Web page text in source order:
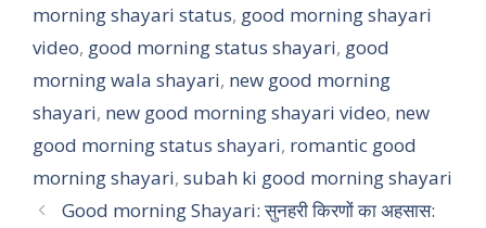
morning shayari status, good morning shayari
video, good morning status shayari, good
morning wala shayari, new good morning
shayari, new good morning shayari video, new
good morning status shayari, romantic good
morning shayari, subah ki good morning shayari
Good morning Shayari: सुनहरी किरणों का अहसास: